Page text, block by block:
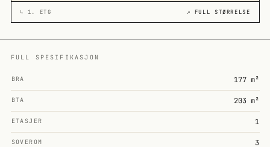
↳ 1. ETG ↗ FULL STØRRELSE
FULL SPESIFIKASJON
BRA 177 m²
BTA 203 m²
ETASJER 1
SOVEROM 3